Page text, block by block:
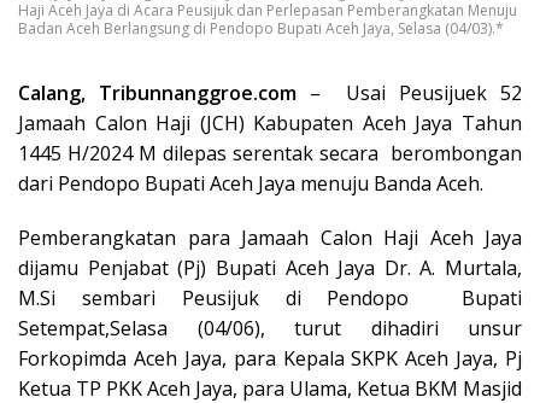
Haji Aceh Jaya di Acara Peusijuk dan Perlepasan Pemberangkatan Menuju
Badan Aceh Berlangsung di Pendopo Bupati Aceh Jaya, Selasa (04/03).*
Calang, Tribunnanggroe.com– Usai Peusijuek 52
Jamaah Calon Haji (JCH) Kabupaten Aceh Jaya Tahun
1445 H/2024 M dilepas serentak secara berombongan
dari Pendopo Bupati Aceh Jaya menuju Banda Aceh.
Pemberangkatan para Jamaah Calon Haji Aceh Jaya
dijamu Penjabat (Pj) Bupati Aceh Jaya Dr. A. Murtala,
M.Si sembari Peusijuk di Pendopo Bupati
Setempat,Selasa (04/06), turut dihadiri unsur
Forkopimda Aceh Jaya, para Kepala SKPK Aceh Jaya, Pj
Ketua TP PKK Aceh Jaya, para Ulama, Ketua BKM Masjid